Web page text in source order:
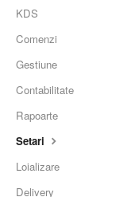
KDS
Comenzi
Gestiune
Contabilitate
Rapoarte
Setari
Loializare
Delivery